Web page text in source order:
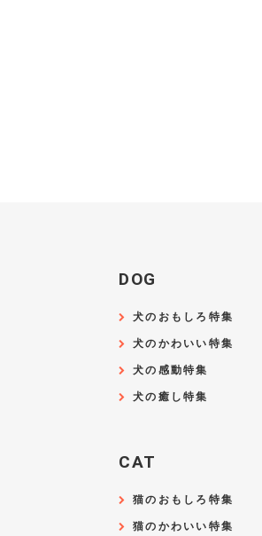
DOG
犬のおもしろ特集
犬のかわいい特集
犬の感動特集
犬の癒し特集
CAT
猫のおもしろ特集
猫のかわいい特集